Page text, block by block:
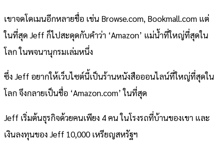
เขาจดโดเมนอีกหลายชื่อ เช่น Browse.com, Bookmall.com แต่
ในที่สุด Jeff ก็ไปสะดุดกับคำว่า ‘Amazon’ แม่น้ำที่ใหญ่ที่สุดใน
โลก ในพจนานุกรมเล่มหนึ่ง
ซึ่ง Jeff อยากให้เว็บไซต์นี้เป็นร้านหนังสือออนไลน์ที่ใหญ่ที่สุดใน
โลก จึงกลายเป็นชื่อ ‘Amazon.com’ ในที่สุด
Jeff เริ่มต้นธุรกิจด้วยคนเพียง 4 คน ในโรงรถที่บ้านของเขา และ
เงินลงทุนของ Jeff 10,000 เหรียญสหรัฐฯ